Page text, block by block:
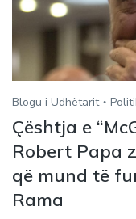
Blogu i Udhëtarit
Çështja e
Robert Papa
që mund të
Rama